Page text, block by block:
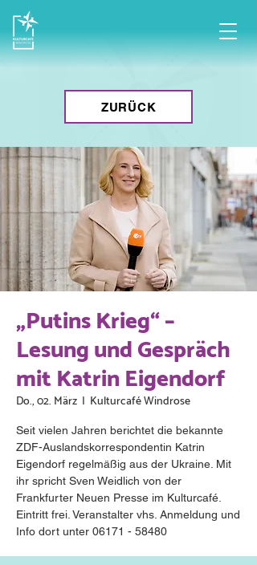
ZURÜCK
„Putins Krieg“ –
Lesung und Gespräch
mit Katrin Eigendorf
Do., 02. März
  |
Kulturcafé Windrose
Seit vielen Jahren berichtet die bekannte
ZDF-Auslandskorrespondentin Katrin
Eigendorf regelmäßig aus der Ukraine. Mit
ihr spricht Sven Weidlich von der
Frankfurter Neuen Presse im Kulturcafé.
Eintritt frei. Veranstalter vhs. Anmeldung und
Info dort unter 06171 - 58480